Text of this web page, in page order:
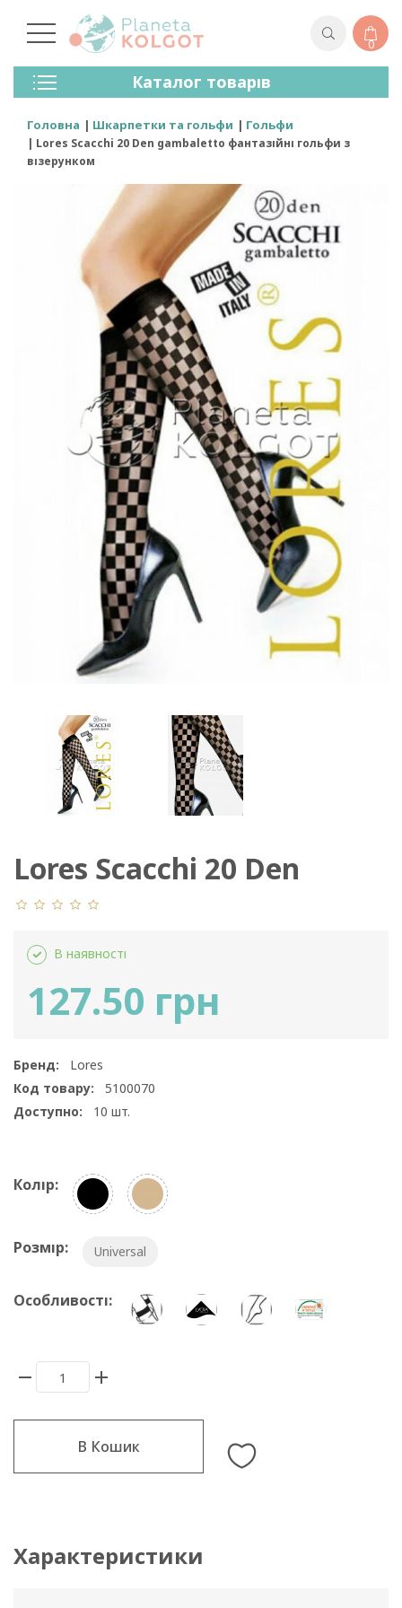
0
Каталог товарів
Колготки
Панчохи
Лосини (легінси)
Шкарпетки Та Гольфи
Спортивний Одяг
Для Чоловіків
Головна Шкарпетки та гольфи Гольфи
Lores Scacchi 20 Den gambaletto фантазійні гольфи з
візерунком
Lores Scacchi 20 Den
gambaletto
В наявності
127.50 грн
Бренд:
Lores
Код товару:
5100070
Доступно:
10 шт.
Колір:
Розмір: Universal
Особливості:
В Кошик
Характеристики